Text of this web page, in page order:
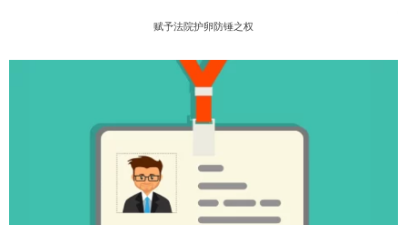
赋予法院护卵防锤之权